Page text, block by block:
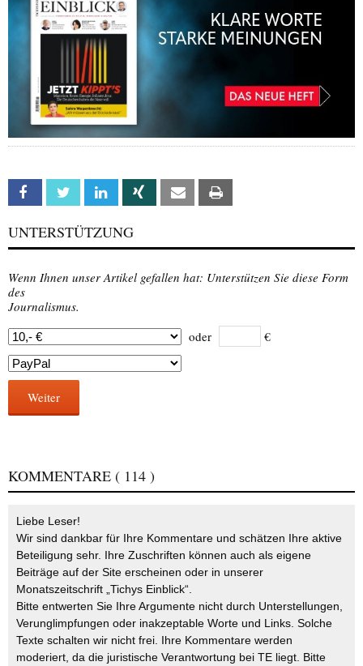
Facebook Twitter Linkedin Xing Email
UNTERSTÜTZUNG
Wenn Ihnen unser Artikel gefallen hat: Unterstützen Sie diese Form
des
Journalismus.
oder
€
Weiter
KOMMENTARE ( 114 )
Liebe Leser!
Wir sind dankbar für Ihre Kommentare und schätzen Ihre aktive
Beteiligung sehr. Ihre Zuschriften können auch als eigene
Beiträge auf der Site erscheinen oder in unserer
Monatszeitschrift „Tichys Einblick“.
Bitte entwerten Sie Ihre Argumente nicht durch Unterstellungen,
Verunglimpfungen oder inakzeptable Worte und Links. Solche
Texte schalten wir nicht frei. Ihre Kommentare werden
moderiert, da die juristische Verantwortung bei TE liegt. Bitte